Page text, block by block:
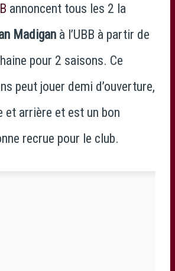
annoncent tous les 2 la
Madigan à l’UBB à partir de
pour 2 saisons. Ce
peut jouer demi d’ouverture,
et arrière et est un bon
recrue pour le club.